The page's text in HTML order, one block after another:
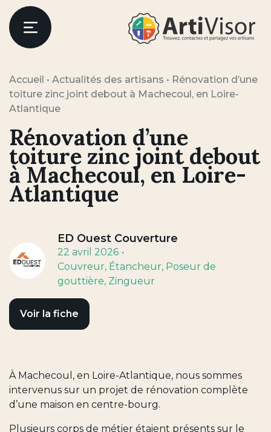
Accueil • Actualités des artisans • Rénovation d’une
toiture zinc joint debout à Machecoul, en Loire-
Atlantique
Rénovation d’une
toiture zinc joint debout
à Machecoul, en Loire-
Atlantique
ED Ouest Couverture
22 avril 2026
Couvreur, Étancheur, Poseur de
gouttière, Zingueur
Voir la fiche
À Machecoul, en Loire-Atlantique, nous sommes
intervenus sur un projet de rénovation complète
d’une maison en centre-bourg.
Plusieurs corps de métier étaient présents sur le